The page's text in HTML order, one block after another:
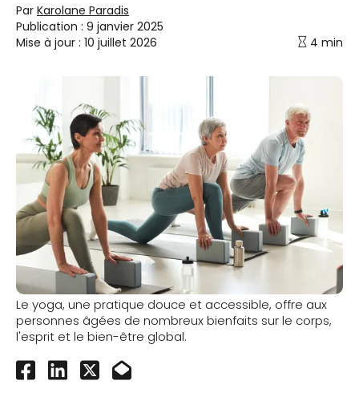
Par Karolane Paradis
Publication : 9 janvier 2025
Mise à jour : 10 juillet 2026 4 min
Le yoga, une pratique douce et accessible, offre aux
personnes âgées de nombreux bienfaits sur le corps,
l'esprit et le bien-être global.